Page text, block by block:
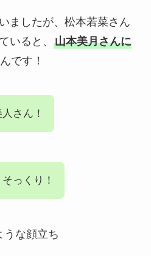
ましたが、松本若菜さん
いると、 山本美月さんに
んです！
さん！
っくり！
うな顔立ち